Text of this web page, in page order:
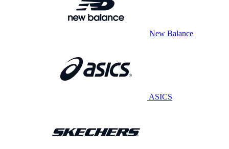
New Balance
ASICS